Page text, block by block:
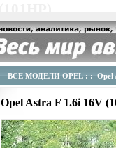
ВСЕ МОДЕЛИ OPEL : : Opel
Opel Astra F 1.6i 16V